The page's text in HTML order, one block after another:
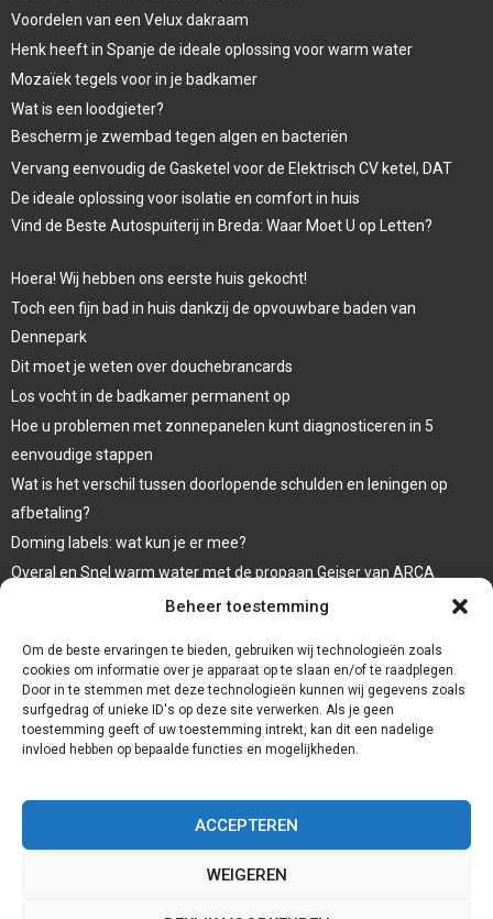
Beheer toestemming
Om de beste ervaringen te bieden, gebruiken wij technologieën zoals
cookies om informatie over je apparaat op te slaan en/of te raadplegen.
Door in te stemmen met deze technologieën kunnen wij gegevens zoals
surfgedrag of unieke ID's op deze site verwerken. Als je geen
toestemming geeft of uw toestemming intrekt, kan dit een nadelige
invloed hebben op bepaalde functies en mogelijkheden.
ACCEPTEREN
WEIGEREN
Voordelen van een Velux dakraam
Henk heeft in Spanje de ideale oplossing voor warm water
Mozaïek tegels voor in je badkamer
Wat is een loodgieter?
Bescherm je zwembad tegen algen en bacteriën
Vervang eenvoudig de Gasketel voor de Elektrisch CV ketel, DAT
De ideale oplossing voor isolatie en comfort in huis
Vind de Beste Autospuiterij in Breda: Waar Moet U op Letten?
Hoera! Wij hebben ons eerste huis gekocht!
Toch een fijn bad in huis dankzij de opvouwbare baden van
Dennepark
Dit moet je weten over douchebrancards
Los vocht in de badkamer permanent op
Hoe u problemen met zonnepanelen kunt diagnosticeren in 5
eenvoudige stappen
Wat is het verschil tussen doorlopende schulden en leningen op
afbetaling?
Doming labels: wat kun je er mee?
Overal en Snel warm water met de propaan Geiser van ARCA
waar koop ik een wc bril